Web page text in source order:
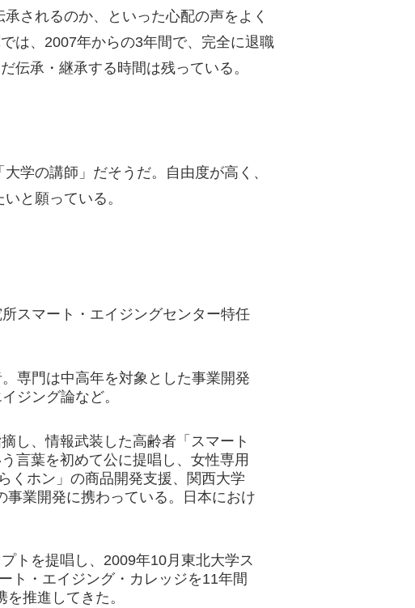
されるのか、といった心配の声をよく
は、2007年からの3年間で、完全に退職
伝承・継承する時間は残っている。
学の講師」だそうだ。自由度が高く、
と願っている。
スマート・エイジングセンター特任
専門は中高年を対象とした事業開発
ジング論など。
し、情報武装した高齢者「スマート
言葉を初めて公に提唱し、女性専用
くホン」の商品開発支援、関西大学
業開発に携わっている。日本におけ
トを提唱し、2009年10月東北大学ス
ト・エイジング・カレッジを11年間
推進してきた。